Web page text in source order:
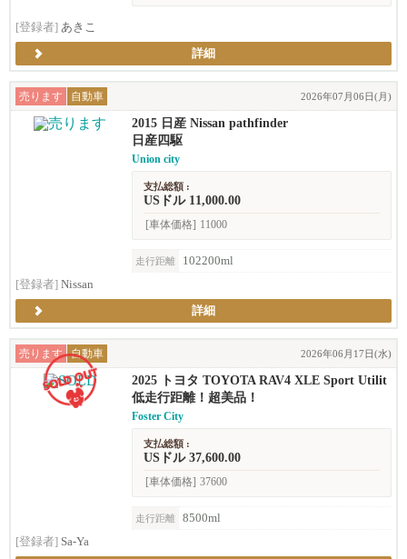
[登録者] あきこ
詳細
売ります 自動車 2026年07月06日(月)
2015 日産 Nissan pathfinder
日産四駆
Union city
支払総額 :
USドル 11,000.00
[車体価格] 11000
走行距離
102200ml
[登録者] Nissan
詳細
売ります 自動車 2026年06月17日(水)
2025 トヨタ TOYOTA RAV4 XLE Sport Utilit
y 4D
低走行距離！超美品！
Foster City
支払総額 :
USドル 37,600.00
[車体価格] 37600
走行距離
8500ml
[登録者] Sa-Ya